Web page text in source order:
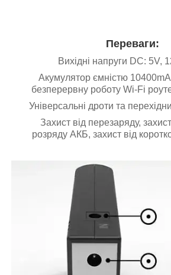
Переваги:
Вихідні напруги DC: 5V,
Акумулятор ємністю
безперервну роботу Wi-Fi
Універсальні дроти та
Захист від перезаряду,
розряду АКБ, захист від